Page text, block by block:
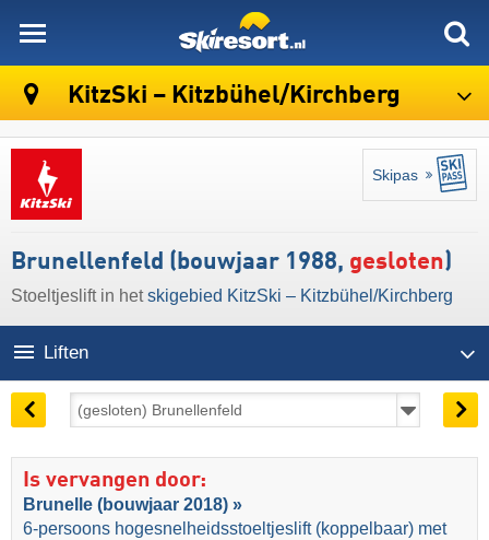
KitzSki – Kitzbühel/​Kirchberg
Skipas
Brunellenfeld (bouwjaar 1988, gesloten)
Stoeltjeslift in hetskigebied KitzSki – Kitzbühel/​Kirchberg
Liften
Is vervangen door:
Brunelle (bouwjaar 2018) »
6-persoons hogesnelheidsstoeltjeslift (koppelbaar) met